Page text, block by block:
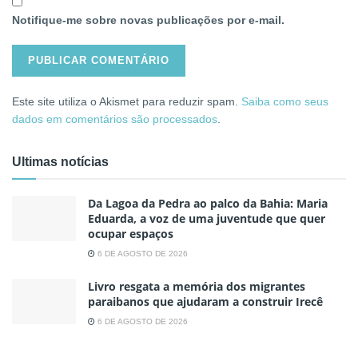
Notifique-me sobre novas publicações por e-mail.
Este site utiliza o Akismet para reduzir spam. Saiba como seus
dados em comentários são processados
Ultimas notícias
Da Lagoa da Pedra ao palco da Bahia: Maria
Eduarda, a voz de uma juventude que quer
ocupar espaços
6 DE AGOSTO DE 2026
Livro resgata a memória dos migrantes
paraibanos que ajudaram a construir Irecê
6 DE AGOSTO DE 2026